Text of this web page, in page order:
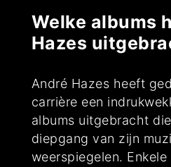
Welke albums
Hazes
André Hazes heeft
carrière een
albums uitgebracht
diepgang van zijn
weerspiegelen. Enkele